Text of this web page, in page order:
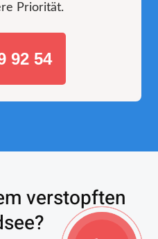
Priorität.
92 54
verstopften